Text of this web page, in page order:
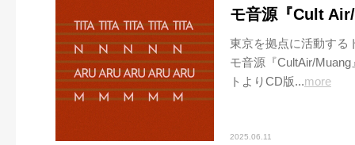
モ音源『Cult
東京を拠点に活動する
モ音源『CultAir/
トよりCD版...more
2025.06.11